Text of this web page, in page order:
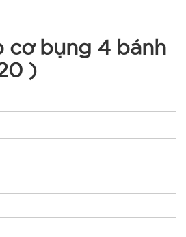
cơ bụng 4 bánh
)